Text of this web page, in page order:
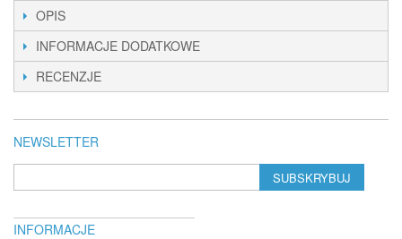
OPIS
INFORMACJE DODATKOWE
RECENZJE
NEWSLETTER
SUBSKRYBUJ
INFORMACJE